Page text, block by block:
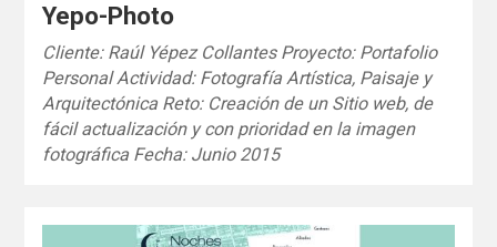
Yepo-Photo
Cliente: Raúl Yépez Collantes Proyecto: Portafolio
Personal Actividad: Fotografía Artística, Paisaje y
Arquitectónica Reto: Creación de un Sitio web, de
fácil actualización y con prioridad en la imagen
fotográfica Fecha: Junio 2015